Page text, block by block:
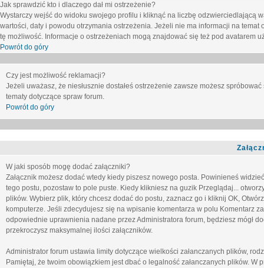
Jak sprawdzić kto i dlaczego dał mi ostrzeżenie?
Wystarczy wejść do widoku swojego profilu i kliknąć na liczbę odzwierciedlającą
wartości, daty i powodu otrzymania ostrzeżenia. Jeżeli nie ma informacji na temat
tę możliwość. Informacje o ostrzeżeniach mogą znajdować się też pod avatarem
Powrót do góry
Czy jest możliwość reklamacji?
Jeżeli uważasz, że niesłusznie dostałeś ostrzeżenie zawsze możesz
tematy dotyczące spraw forum.
Powrót do góry
W jaki sposób mogę dodać załączniki?
Załącznik możesz dodać wtedy kiedy piszesz nowego posta. Powinieneś
tego postu, pozostaw to pole puste. Kiedy klikniesz na guzik Przeglądaj...
plików. Wybierz plik, który chcesz dodać do postu, zaznacz go i kliknij OK,
komputerze. Jeśli zdecydujesz się na wpisanie komentarza w polu Komentarz
odpowiednie uprawnienia nadane przez Administratora forum, będziesz mógł
przekroczysz maksymalnej ilości załączników.
Administrator forum ustawia limity dotyczące wielkości załanczanych plików,
Pamiętaj, że twoim obowiązkiem jest dbać o legalność załanczanych plików.